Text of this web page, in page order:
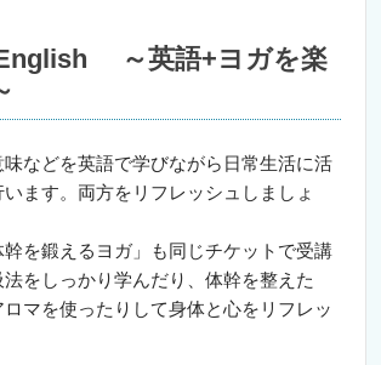
～英語+ヨガを楽
味などを英語で学びながら日常生活に活
ます。両方をリフレッシュしましょ
を鍛えるヨガ」も同じチケットで受講
をしっかり学んだり、体幹を整えた
ロマを使ったりして身体と心をリフレッ